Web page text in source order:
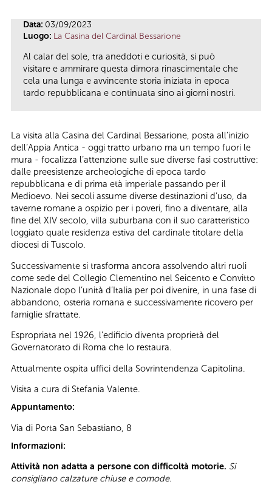
Data: 03/09/2023
Luogo: La Casina del Cardinal Bessarione
Al calar del sole, tra aneddoti e curiosità, si può
visitare e ammirare questa dimora rinascimentale che
cela una lunga e avvincente storia iniziata in epoca
tardo repubblicana e continuata sino ai giorni nostri.
La visita alla Casina del Cardinal Bessarione, posta all’inizio
dell’Appia Antica - oggi tratto urbano ma un tempo fuori le
mura - focalizza l’attenzione sulle sue diverse fasi costruttive:
dalle preesistenze archeologiche di epoca tardo
repubblicana e di prima età imperiale passando per il
Medioevo. Nei secoli assume diverse destinazioni d’uso, da
taverne romane a ospizio per i poveri, fino a diventare, alla
fine del XIV secolo, villa suburbana con il suo caratteristico
loggiato quale residenza estiva del cardinale titolare della
diocesi di Tuscolo.
Successivamente si trasforma ancora assolvendo altri ruoli
come sede del Collegio Clementino nel Seicento e Convitto
Nazionale dopo l’unità d’Italia per poi divenire, in una fase di
abbandono, osteria romana e successivamente ricovero per
famiglie sfrattate.
Espropriata nel 1926, l’edificio diventa proprietà del
Governatorato di Roma che lo restaura.
Attualmente ospita uffici della Sovrintendenza Capitolina.
Visita a cura di Stefania Valente.
Appuntamento:
Via di Porta San Sebastiano, 8
Informazioni:
Attività non adatta a persone con difficoltà motorie. Si
consigliano calzature chiuse e comode.